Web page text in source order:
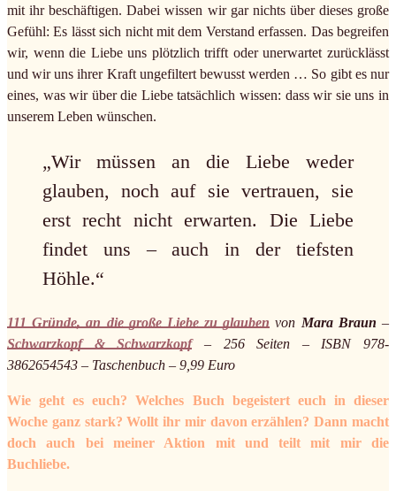
mit ihr beschäftigen. Dabei wissen wir gar nichts über dieses große
Gefühl: Es lässt sich nicht mit dem Verstand erfassen. Das begreifen
wir, wenn die Liebe uns plötzlich trifft oder unerwartet zurücklässt
und wir uns ihrer Kraft ungefiltert bewusst werden … So gibt es nur
eines, was wir über die Liebe tatsächlich wissen: dass wir sie uns in
unserem Leben wünschen.
„Wir müssen an die Liebe weder
glauben, noch auf sie vertrauen, sie
erst recht nicht erwarten. Die Liebe
findet uns – auch in der tiefsten
Höhle.“
111 Gründe, an die große Liebe zu glauben von Mara Braun –
Schwarzkopf & Schwarzkopf– 256 Seiten – ISBN 978-
3862654543 – Taschenbuch – 9,99 Euro
Wie geht es euch? Welches Buch begeistert euch in dieser
Woche ganz stark? Wollt ihr mir davon erzählen? Dann macht
doch auch bei meiner Aktion mit und teilt mit mir die
Buchliebe.